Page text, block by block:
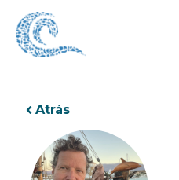
contenido
Atrás